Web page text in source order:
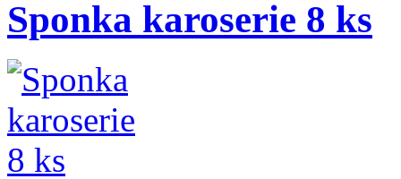
Sponka karoserie 8 ks